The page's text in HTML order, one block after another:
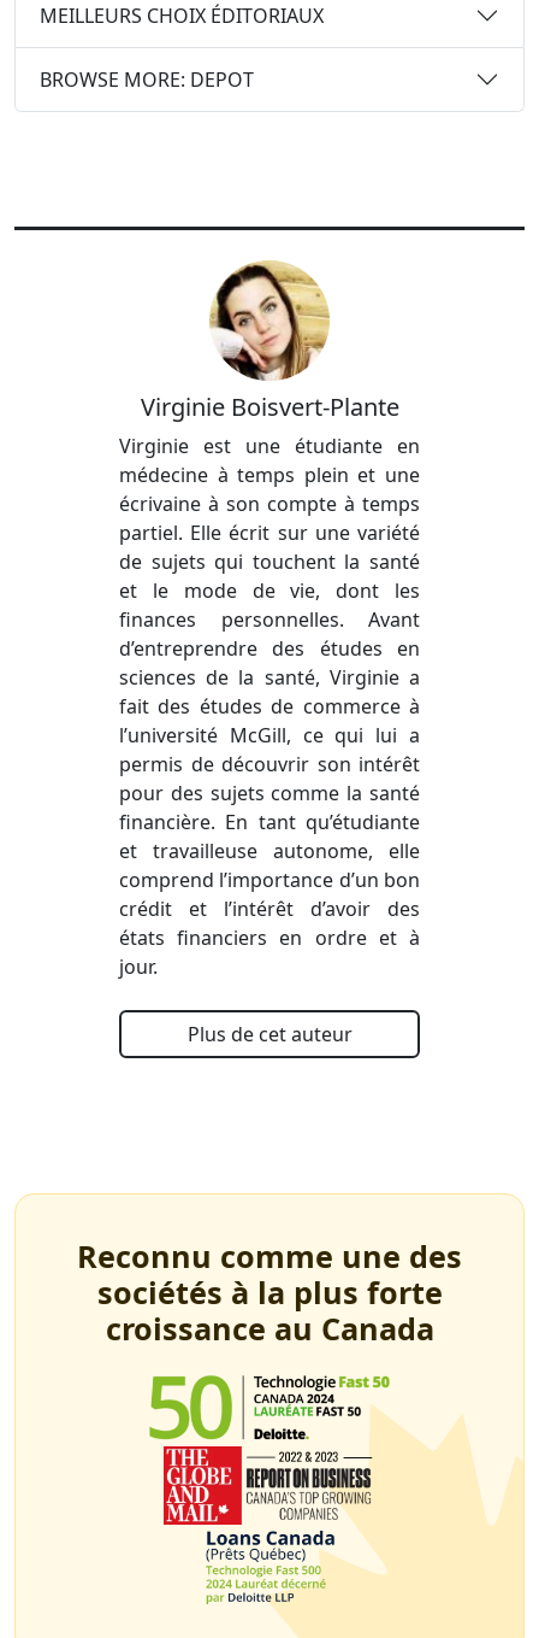
MEILLEURS CHOIX ÉDITORIAUX
BROWSE MORE: DEPOT
Virginie Boisvert-Plante
Virginie est une étudiante en
médecine à temps plein et une
écrivaine à son compte à temps
partiel. Elle écrit sur une variété
de sujets qui touchent la santé
et le mode de vie, dont les
finances personnelles. Avant
d’entreprendre des études en
sciences de la santé, Virginie a
fait des études de commerce à
l’université McGill, ce qui lui a
permis de découvrir son intérêt
pour des sujets comme la santé
financière. En tant qu’étudiante
et travailleuse autonome, elle
comprend l’importance d’un bon
crédit et l’intérêt d’avoir des
états financiers en ordre et à
jour.
Plus de cet auteur
Reconnu comme une des
sociétés à la plus forte
croissance au Canada